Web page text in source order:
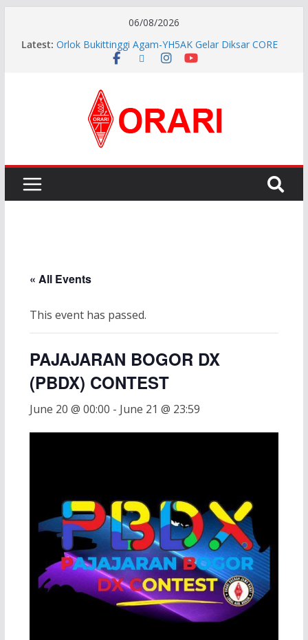
06/08/2026
Latest: Orlok Bukittinggi Agam-YH5AK Gelar Diksar CORE
dan Manajemen Bencana Tahap ke II
Aftiyedi Dalimunthe (YC5NNF) Resmi Pimpin ORARI
Lokal Bengkalis 2026–2029, Dikukuhkan Langsung
Ketua Orari Daerah Riau
Perkokoh Sinergi Amatir Radio, Ketua Orari Daerah
Pererat Silaturahmi, Pengurus Baru ORARI Riau
Audiensi dan Siap Bersinergi dengan Diskominfotik
« All Events
This event has passed.
PAJAJARAN BOGOR DX
(PBDX) CONTEST
June 20 @ 00:00 - June 21 @ 23:59